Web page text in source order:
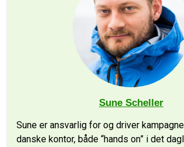
Sune Scheller
Sune er ansvarlig for og driver
danske kontor, både “hands on” i det